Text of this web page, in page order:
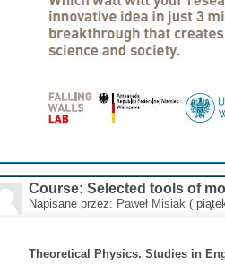
Course: Selected tools of
Napisane przez: Paweł Misiak(
Theoretical Physics. Studies in